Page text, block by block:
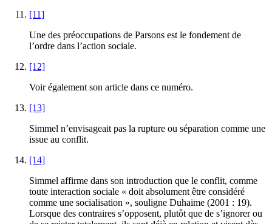
[11]
Une des préoccupations de Parsons est le fondement de
l’ordre dans l’action sociale.
[12]
Voir également son article dans ce numéro.
[13]
Simmel n’envisageait pas la rupture ou séparation comme une
issue au conflit.
[14]
Simmel affirme dans son introduction que le conflit, comme
toute interaction sociale « doit absolument être considéré
comme une socialisation », souligne Duhaime (2001 : 19).
Lorsque des contraires s’opposent, plutôt que de s’ignorer ou